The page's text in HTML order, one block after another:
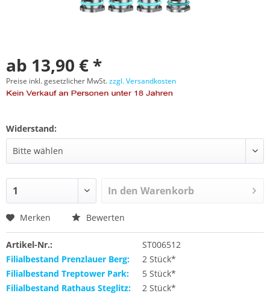
ab 13,90 € *
Preise inkl. gesetzlicher MwSt.zzgl. Versandkosten
Widerstand:
In den Warenkorb
Merken Bewerten
Artikel-Nr.:
ST006512
Filialbestand Prenzlauer Berg:
2 Stück*
Filialbestand Treptower Park:
5 Stück*
Filialbestand Rathaus Steglitz:
2 Stück*